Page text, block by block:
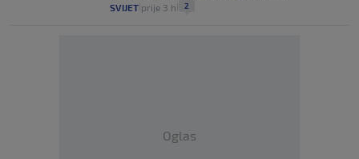
SVIJET prije 3 h 2
Oglas